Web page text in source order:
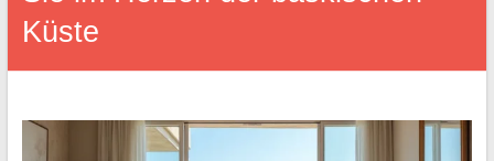
Küste